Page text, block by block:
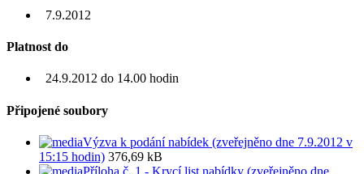
7.9.2012
Platnost do
24.9.2012 do 14.00 hodin
Připojené soubory
Výzva k podání nabídek (zveřejněno dne 7.9.2012 v
15:15 hodin) 376,69 kB
Příloha č. 1 - Krycí list nabídky (zveřejněno dne